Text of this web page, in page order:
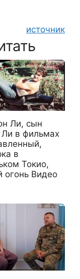
источник
Ли, сын
в фильмах
в
Токио,
огонь Видео